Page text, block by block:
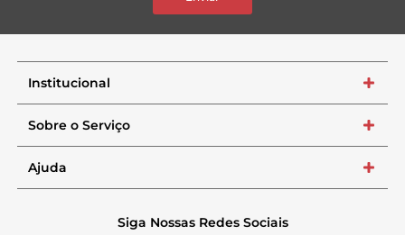
Institucional +
Sobre o Serviço +
Ajuda +
Siga Nossas Redes Sociais